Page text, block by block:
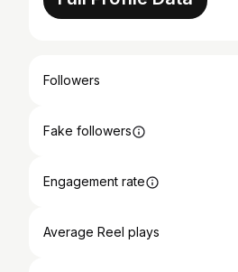
Followers
Fake followers
Engagement rate
Average Reel plays